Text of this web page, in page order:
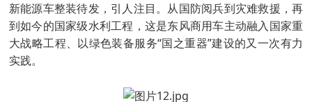
新能源车整装待发，引人注目。从国防阅兵到灾难救援，再
到如今的国家级水利工程，这是东风商用车主动融入国家重
大战略工程、以绿色装备服务“国之重器”建设的又一次有力
实践。